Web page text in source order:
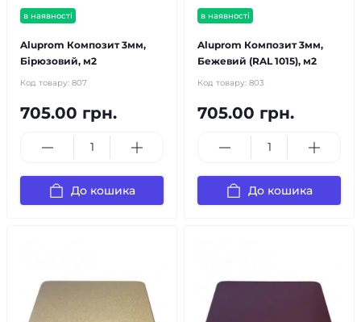
в наявності
Aluprom Композит 3мм,
Бірюзовий, м2
Код товару: 807
705.00 грн.
До кошика
в наявності
Aluprom Композит 3мм,
Бежевий (RAL 1015), м2
Код товару: 803
705.00 грн.
До кошика